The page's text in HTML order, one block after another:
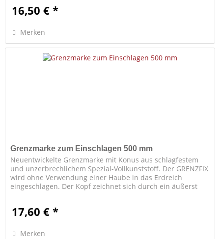
16,50 € *
Merken
Grenzmarke zum Einschlagen 500 mm
Neuentwickelte Grenzmarke mit Konus aus schlagfestem
und unzerbrechlichem Spezial-Vollkunststoff. Der GRENZFIX
wird ohne Verwendung einer Haube in das Erdreich
eingeschlagen. Der Kopf zeichnet sich durch ein äußerst
17,60 € *
Merken